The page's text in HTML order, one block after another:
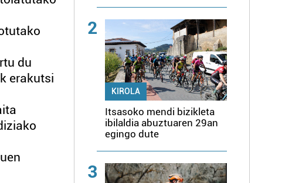
du
erakutsi
2
KIROLA
Itsasoko mendi bizikleta
ibilaldia abuztuaren 29an
egingo dute
3